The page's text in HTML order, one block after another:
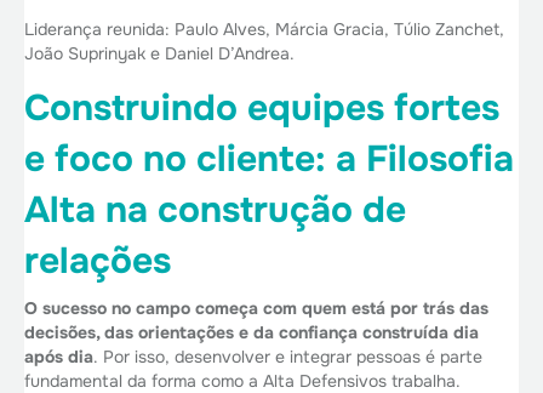
Liderança reunida: Paulo Alves, Márcia Gracia, Túlio Zanchet,
João Suprinyak e Daniel D’Andrea.
Construindo equipes fortes
e foco no cliente: a Filosofia
Alta na construção de
relações
O sucesso no campo começa com quem está por trás das
decisões, das orientações e da confiança construída dia
após dia. Por isso, desenvolver e integrar pessoas é parte
fundamental da forma como a Alta Defensivos trabalha.